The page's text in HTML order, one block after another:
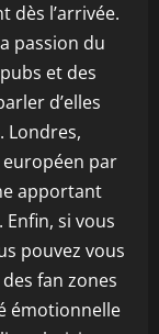
dès l’arrivée.
passion du
et des
d’elles
Londres,
par
apportant
si vous
pouvez vous
fan zones
émotionnelle